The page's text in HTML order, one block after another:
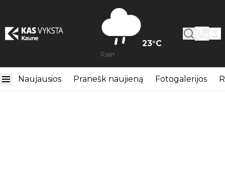
23°C
Rain
Naujausios Pranešk naujieną Fotogalerijos